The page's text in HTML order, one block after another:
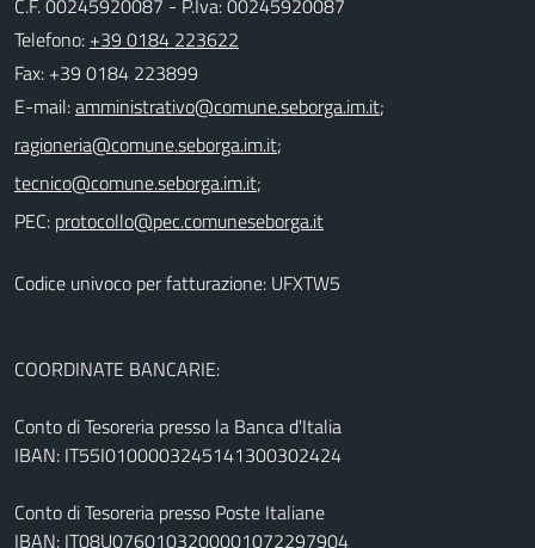
Telefono: +39 0184 223622
Fax: +39 0184 223899
E-mail:
;
;
;
PEC:
Codice univoco per fatturazione: UFXTW5
COORDINATE BANCARIE:
Conto di Tesoreria presso la Banca d'Italia
IBAN: IT55I0100003245141300302424
Conto di Tesoreria presso Poste Italiane
IBAN: IT08U0760103200001072297904